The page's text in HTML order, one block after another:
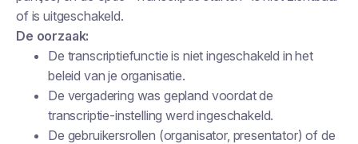
of is uitgeschakeld.
De oorzaak:
De transcriptiefunctie is niet ingeschakeld in het
beleid van je organisatie.
De vergadering was gepland voordatde
transcriptie-instelling werd ingeschakeld.
De gebruikersrollen (organisator, presentator) of de